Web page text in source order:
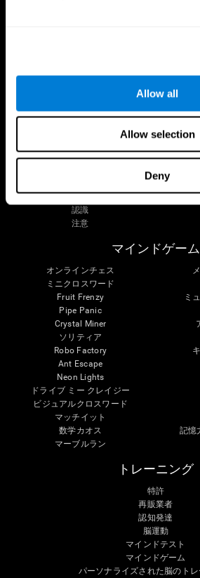
Allow all
Allow selection
Deny
心と脳
ニューロン
記憶力の損失
執行機能
認識
注意
デ
高
マインドゲーム
オンラインチェス
ミニクロスワード
Fruit Frenzy
Pipe Panic
Crystal Miner
ソリティア
Robo Factory
Ant Escape
Neon Lights
ドライブ ミー クレイジー
ビジュアルクロスワード
マッチイット
数学カオス
マーブルラン
ミ
記憶
トレーニング
特許
再販業者
認知発達
脳運動
マインドテスト
マインドゲーム
パーソナライズされた脳のト